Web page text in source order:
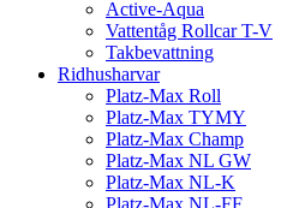
Active-Aqua
Vattentåg Rollcar T-V
Takbevattning
Ridhusharvar
Platz-Max Roll
Platz-Max TYMY
Platz-Max Champ
Platz-Max NL GW
Platz-Max NL-K
Platz-Max NL-FF